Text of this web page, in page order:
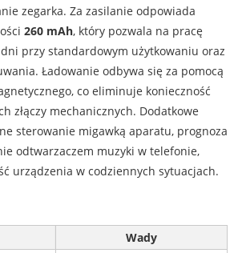
zegarka. Za zasilanie odpowiada
260 mAh, który pozwala na pracę
przy standardowym użytkowaniu oraz
Ładowanie odbywa się za pomocą
co eliminuje konieczność
złączy mechanicznych. Dodatkowe
sterowanie migawką aparatu, prognoza
odtwarzaczem muzyki w telefonie,
urządzenia w codziennych sytuacjach.
Wady